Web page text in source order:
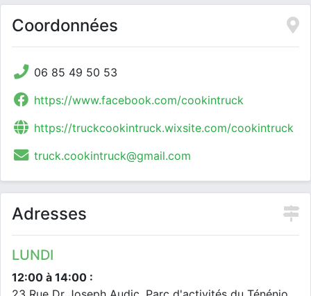
Coordonnées
06 85 49 50 53
https://www.facebook.com/cookintruck
https://truckcookintruck.wixsite.com/cookintruck
truck.cookintruck@gmail.com
Adresses
LUNDI
12:00 à 14:00 :